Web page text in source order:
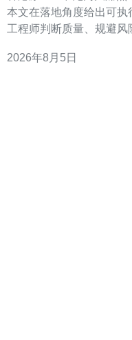
本文在落地角度给出可
工程师判断质量、规避
在于同时评估峰值吞吐、
2026年8月5日